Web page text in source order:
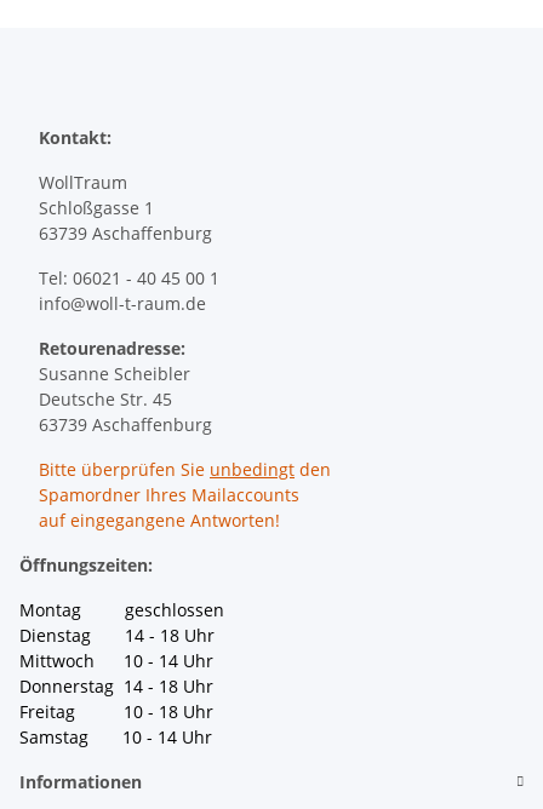
Kontakt:
WollTraum
Schloßgasse 1
63739 Aschaffenburg
Tel: 06021 - 40 45 00 1
info@woll-t-raum.de
Retourenadresse:
Susanne Scheibler
Deutsche Str. 45
63739 Aschaffenburg
Bitte überprüfen Sie unbedingt den
Spamordner Ihres Mailaccounts
auf eingegangene Antworten!
Öffnungszeiten:
Montag geschlossen
Dienstag 14 - 18 Uhr
Mittwoch 10 - 14 Uhr
Donnerstag 14 - 18 Uhr
Freitag 10 - 18 Uhr
Samstag 10 - 14 Uhr
Informationen